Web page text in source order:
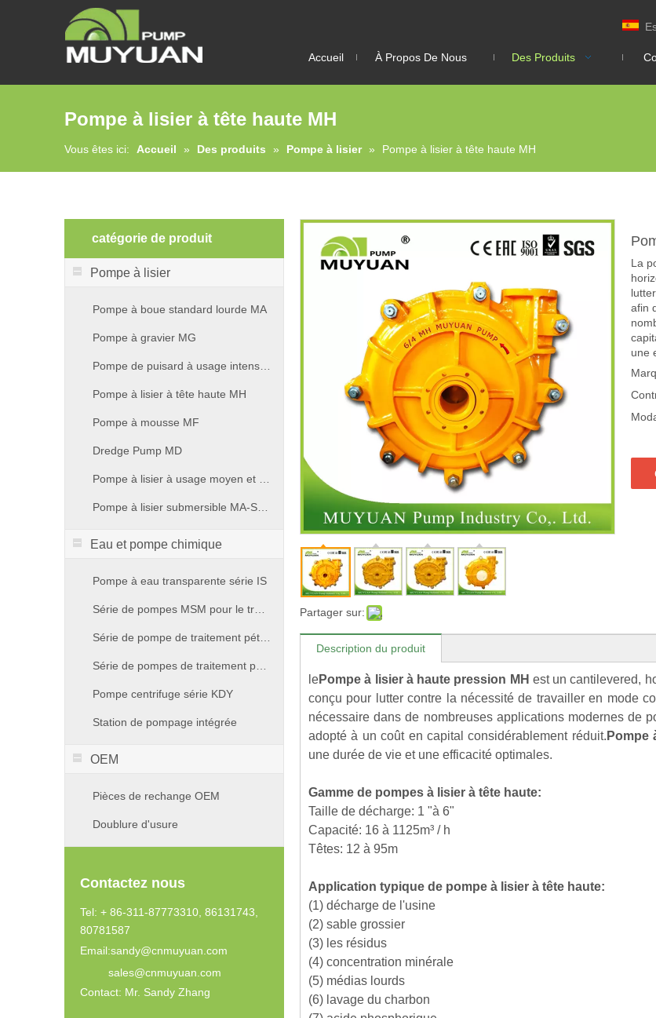
Accueil À Propos De Nous Des Produits
Pompe à lisier à tête haute MH
Vous êtes ici: Accueil » Des produits » Pompe à lisier » Pompe à lisier à tête haute MH
catégorie de produit
Pompe à lisier
Pompe à boue standard lourde MA
Pompe à gravier MG
Pompe à lisier à tête haute MH
Pompe à mousse MF
Dredge Pump MD
Eau et pompe chimique
Pompe à eau transparente série IS
Pompe centrifuge série KDY
Station de pompage intégrée
OEM
Pièces de rechange OEM
Doublure d'usure
Contactez nous
Tel: + 86-311-87773310, 86131743,
80781587
Email:sandy@cnmuyuan.com
sales@cnmuyuan.com
Contact: Mr. Sandy Zhang
Partager sur:
La
afin
une
Description du produit
lePompe à lisier à haute pression MH est un cantilevered,
conçu pour lutter contre la nécessité de travailler en mode
nécessaire dans de nombreuses applications modernes de
adopté à un coût en capital considérablement réduit. Pompe
une durée de vie et une efficacité optimales.
Gamme de pompes à lisier à tête haute:
Taille de décharge: 1 "à 6"
Capacité: 16 à 1125m³ / h
Têtes: 12 à 95m
Application typique de pompe à lisier à tête haute:
(1) décharge de l'usine
(2) sable grossier
(3) les résidus
(4) concentration minérale
(5) médias lourds
(6) lavage du charbon